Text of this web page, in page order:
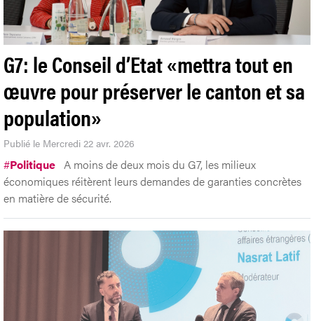
G7: le Conseil d’Etat «mettra tout en
œuvre pour préserver le canton et sa
population»
Publié le Mercredi 22 avr. 2026
#Politique A moins de deux mois du G7, les milieux
économiques réitèrent leurs demandes de garanties concrètes
en matière de sécurité.